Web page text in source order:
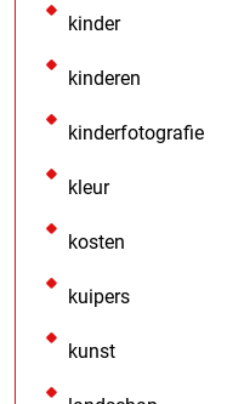
kinder
kinderen
kinderfotografie
kleur
kosten
kuipers
kunst